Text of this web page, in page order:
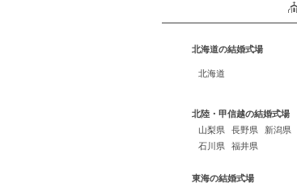
北海道の結婚式場
北海道
北陸・甲信越の結婚式場
山梨県
長野県 新潟県
石川県
福井県
東海の結婚式場